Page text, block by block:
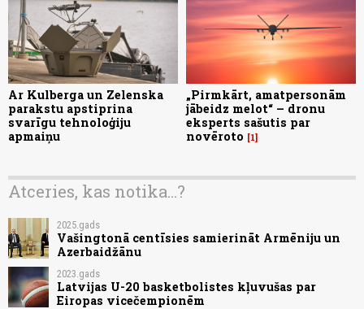
Ar Kulberga un Zelenska
parakstu apstiprina
svarīgu tehnoloģiju
apmaiņu
„Pirmkārt, amatpersonām
jābeidz melot“ – dronu
eksperts sašutis par
novēroto
1
Atceries, kas notika...?
2025.gads
Vašingtonā centīsies samierināt Armēniju un
Azerbaidžānu
2023.gads
Latvijas U-20 basketbolistes kļuvušas par
Eiropas vicečempionēm